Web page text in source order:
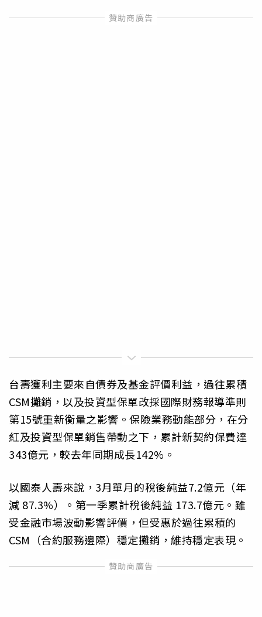
台壽獲利主要來自債券及基金評價利益，過往累積
CSM攤銷，以及投資型保單改採國際財務報導準則
第15號重新衡量之影響。保險業務動能部分，在分
紅及投資型保單銷售帶動之下，累計新契約保費達
343億元，較去年同期成長142%。
以國泰人壽來說，3月單月的稅後純益7.2億元（年
減 87.3%）。第一季累計稅後純益 173.7億元。雖
受金融市場波動影響評價，但受惠於過往累積的
CSM（合約服務邊際）穩定攤銷，維持穩定表現。